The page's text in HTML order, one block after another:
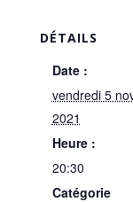
DÉTAILS
Date :
vendredi 5
2021
Heure :
20:30
Catégorie